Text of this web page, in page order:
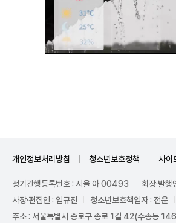
개인정보처리방침 청소년보호정책 사이
정기간행등록번호 : 서울 아 00493
회장·발행
사장·편집인 : 임규진
청소년보호책임자 : 전운
주소 : 서울특별시 종로구 종로 1길 42(수송동